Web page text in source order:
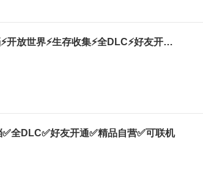
幻兽帕鲁❤️终极版⚡Palworld⚡完美存档⚡开放世界⚡生存收集⚡全DLC⚡好友开通⚡可联机
全DLC✅好友开通✅精品自营✅可联机